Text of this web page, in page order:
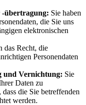
-übertragung: Sie haben
die Sie uns
elektronischen
das Recht, die
Personendaten
und Vernichtung: Sie
Daten zu
die Sie betreffenden
werden.